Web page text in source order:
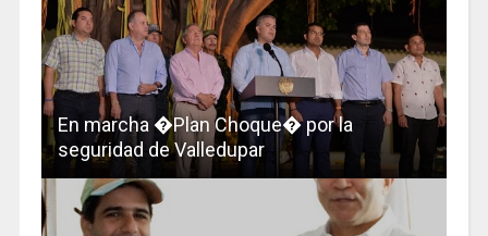
En marcha �Plan Choque� por la
seguridad de Valledupar